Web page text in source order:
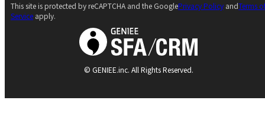
© GENIEE.inc. All Rights Reserved.
This site is protected by reCAPTCHA and the GooglePrivacy Policy andTerms
Service apply.